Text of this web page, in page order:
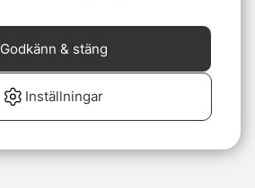
Inställningar
Godkänn & stäng